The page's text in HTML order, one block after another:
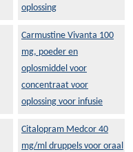
oplossing
Carmustine Vivanta 100
mg, poeder en
oplosmiddel voor
concentraat voor
oplossing voor infusie
Citalopram Medcor 40
mg/ml druppels voor oraal